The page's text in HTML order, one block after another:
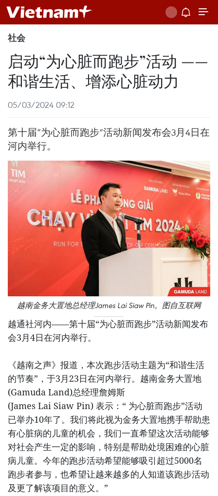
社会
启动“为心脏而跑步”活动 ——
和谐生活、增添心脏动力
05/03/2024 09:12
第十届“为心脏而跑步”活动新闻发布会3月4日在
河内举行。
越南金务大置地总经理James Lai Siaw Pin。图自互联网
越通社河内——第十届“为心脏而跑步”活动新闻发布
会3月4日在河内举行。
《越南之声》报道，本次跑步活动主题为“和谐生活
的节奏”，于3月23日在河内举行。越南金务大置地
(Gamuda Land)总经理詹姆斯
(James Lai Siaw Pin) 表示：“ 为心脏而跑步”活动
已举办10年了。我们将此视为金务大置地携手帮助患
有心脏病的儿童的机会，我们一直希望这次活动能够
对社会产生一定的影响，特别是帮助处境困难的心脏
病儿童。今年的跑步活动希望能够吸引超过5000名
跑步者参与，也希望让越来越多的人知道该跑步活动
及更了解该项目的意义。”